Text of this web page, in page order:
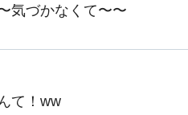
気づかなくて〜〜
て！ww